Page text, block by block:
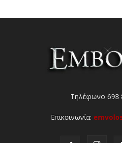
Τηλέφωνο 698
Επικοινωνία: